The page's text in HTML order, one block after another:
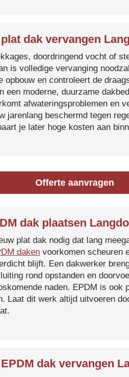
dak vervangen
doordringend vocht of
is volledige vervanging
opbouw en controleert de
een moderne, duurzame
afwateringsproblemen en
jarenlang beschermd tegen
je later hoge kosten aan
Offerte aanvragen
dak plaatsen
plat dak nodig dat lang
daken voorkomen scheuren
blijft. Een dakwerker
rond opstanden en
naden. EPDM is ook
Laat dit werk altijd uitvoeren
dak vervangen